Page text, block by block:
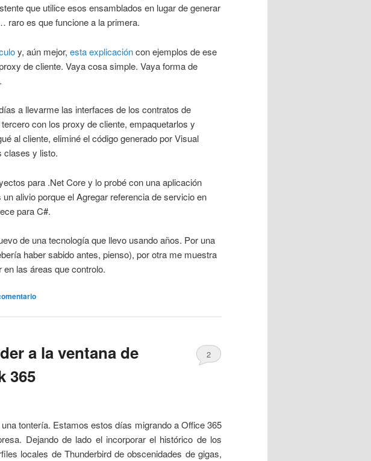
que utilice esos ensamblados en lugar de generar
raro es que funcione a la primera.
y, aún mejor, esta explicacióncon ejemplos de ese
de cliente. Vaya cosa simple. Vaya forma de
a llevarme las interfaces de los contratos de
con los proxy de cliente, empaquetarlos y
al cliente, eliminé el código generado por Visual
clases y listo.
para .Net Core y lo probé con una aplicación
alivio porque el Agregar referencia de servicio en
para C#.
de una tecnología que llevo usando años. Por una
haber sabido antes, pienso), por otra me muestra
las áreas que controlo.
a la ventana de
365
2
tontería. Estamos estos días migrando a Office 365
Dejando de lado el incorporar el histórico de los
locales de Thunderbird de obscenidades de gigas,